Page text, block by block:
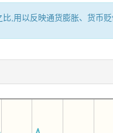
,用以反映通货膨胀、货币